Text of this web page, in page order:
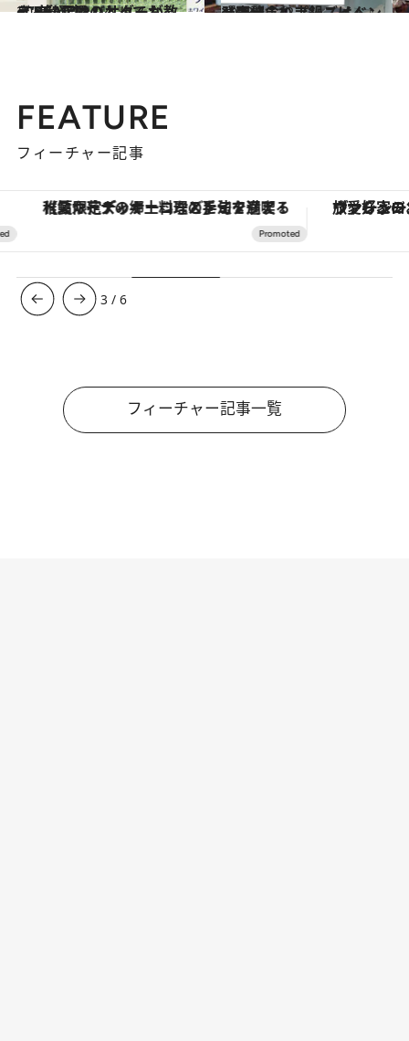
2013.10.18
eCREAアンバサダーが教える私だけのとっておき“美”習慣
ビューティ＆ヘルス 2013.10.12
『ほっこり土鍋ごはん』発売記念 プレスイベント開催！
グルメ
FEATURE
フィーチャー記事
【夏限定ディナーコース】旬を迎える稚鮎や花ズッキーニなどをイタリア・トスカーナの郷土料理の手法で満喫！ ヴァシュロン・コンスタンタ
3 /6
フィーチャー記事一覧